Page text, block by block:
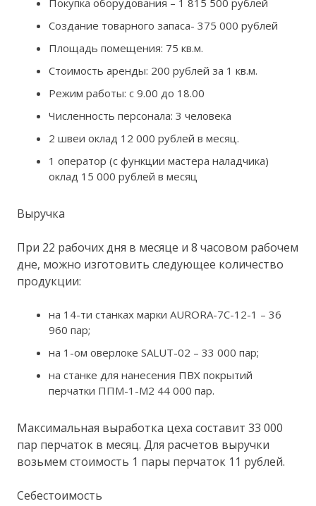
Создание товарного запаса- 375 000 рублей
Площадь помещения: 75 кв.м.
Стоимость аренды: 200 рублей за 1 кв.м.
Режим работы: с 9.00 до 18.00
Численность персонала: 3 человека
2 швеи оклад 12 000 рублей в месяц.
1 оператор (с функции мастера наладчика)
оклад 15 000 рублей в месяц
Выручка
При 22 рабочих дня в месяце и 8 часовом рабочем
дне, можно изготовить следующее количество
продукции:
на 14-ти станках марки AURORA-7C-12-1 – 36
960 пар;
на 1-ом оверлоке SALUT-02 – 33 000 пар;
на станке для нанесения ПВХ покрытий
перчатки ППМ-1-М2 44 000 пар.
Максимальная выработка цеха составит 33 000
пар перчаток в месяц. Для расчетов выручки
возьмем стоимость 1 пары перчаток 11 рублей.
Себестоимость